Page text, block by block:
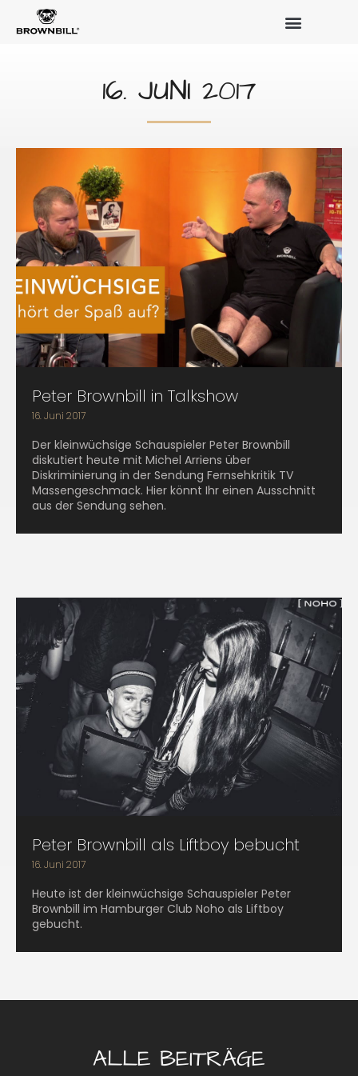
16. JUNI 2017
Peter Brownbill in Talkshow
16. Juni 2017
Der kleinwüchsige Schauspieler Peter Brownbill
diskutiert heute mit Michel Arriens über
Diskriminierung in der Sendung Fernsehkritik TV
Massengeschmack. Hier könnt Ihr einen Ausschnitt
aus der Sendung sehen.
Peter Brownbill als Liftboy bebucht
16. Juni 2017
Heute ist der kleinwüchsige Schauspieler Peter
Brownbill im Hamburger Club Noho als Liftboy
gebucht.
ALLE BEITRÄGE